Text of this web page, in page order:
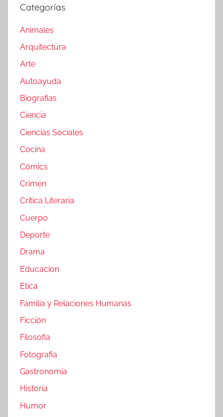
Categorías
Animales
Arquitectura
Arte
Autoayuda
Biografias
Ciencia
Ciencias Sociales
Cocina
Cómics
Crimen
Crítica Literaria
Cuerpo
Deporte
Drama
Educacion
Etica
Familia y Relaciones Humanas
Ficción
Filosofia
Fotografia
Gastronomia
Historia
Humor